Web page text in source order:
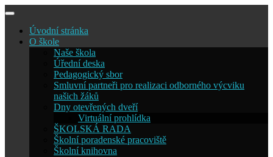
Skip
contentÚvodní stránka
O škole
Naše škola
Úřední deska
Pedagogický sbor
Smluvní partneři pro realizaci odborného výcviku
našich žáků
Dny otevřených dveří
Virtuální prohlídka
ŠKOLSKÁ RADA
Školní poradenské pracoviště
Školní knihovna